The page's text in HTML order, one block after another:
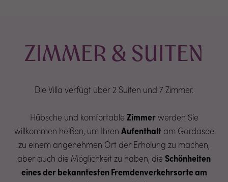
ZIMMER & SUITEN
Die Villa verfügt über 2 Suiten und 7 Zimmer.
Hübsche und komfortable Zimmerwerden Sie
willkommen heißen, um Ihren Aufenthaltam Gardasee
zu einem angenehmen Ort der Erholung zu machen,
aber auch die Möglichkeit zu haben, die Schönheiten
eines der bekanntesten Fremdenverkehrsorte am